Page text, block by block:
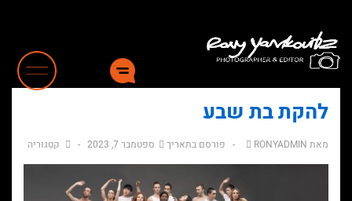
לתוכן
להקת בת שבע
מאת RONYADMIN פורסם בתאריך ספטמבר 7, 2023 קטגוריה